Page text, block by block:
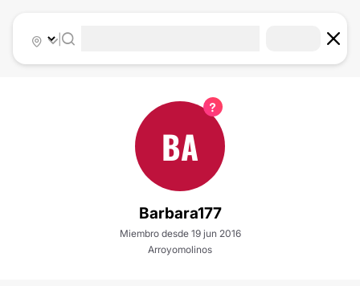
|
BA
Barbara177
Miembro desde 19 jun 2016
Arroyomolinos